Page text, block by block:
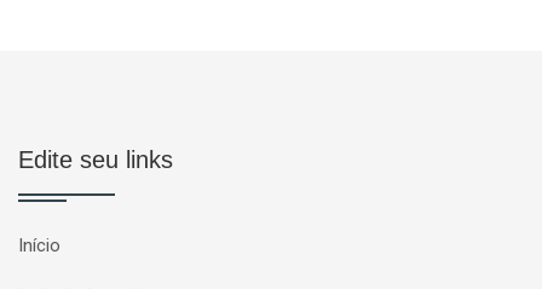
Edite seu links
Início